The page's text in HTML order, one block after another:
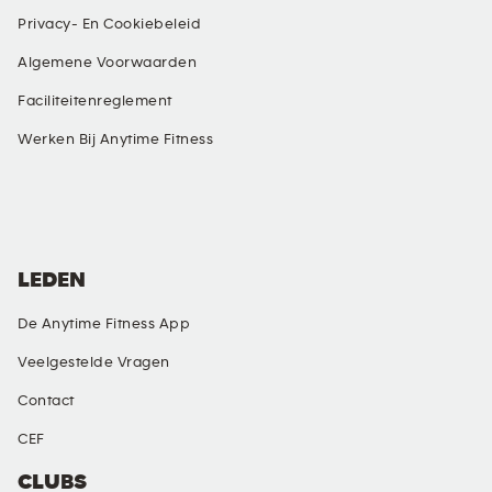
Privacy- En Cookiebeleid
Algemene Voorwaarden
Faciliteitenreglement
Werken Bij Anytime Fitness
CLUBS
LEDEN
De Anytime Fitness App
Veelgestelde Vragen
Contact
CEF